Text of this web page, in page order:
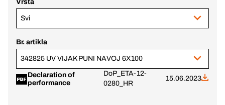
Vrsta
Svi
Br. artikla
342825 UV VIJAK PUNI NAVOJ 6X100
Declaration of
performance
DoP_ETA-12-
0280_HR
15.06.2023